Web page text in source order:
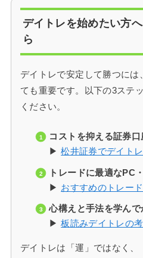
デイトレを始めたい方
ら
デイトレで安定して勝つには
ても重要です。以下の3ステ
ください。
コストを抑える証券
▶松井証券でデイト
トレードに最適なPC
▶ おすすめのトレー
心構えと手法を学んで
▶板読みデイトレの
デイトレは「運」ではなく